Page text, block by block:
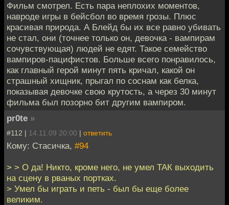
Фильм смотрел. Есть пара неплохих моментов,
навроде игры в бейсбол во время грозы. Плюс
красивая природа. А Блейд бы их все равно убивать
не стал, они (точнее только он, девочка - вампирам
сочувствующая) людей не едят. Такое семейство
вампиров-пацифистов. Больше всего понравилось,
как главный герой минут пять кричал, какой он
страшный хищник, прыгал по соснам как белка,
показывая девочке свою крутость, а через 30 минут
фильма был позорно бит другим вампиром.
pr0te »
#112 | 14.11.09 20:00 | ответить
Кому: Стасичка, #94
> > О да! Никто, кроме него, не умел ТАК выходить
на сцену в рваных портках.
> Умел бы играть и петь - был бы еще более
великим.